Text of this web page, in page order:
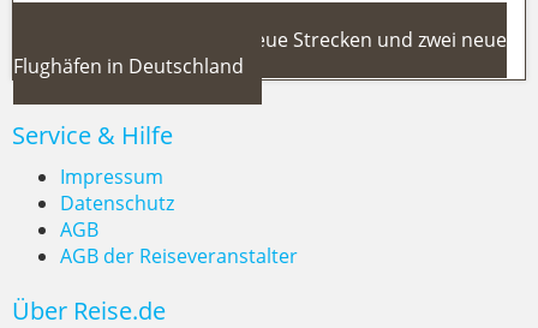
Ryanair Sommer 2026: Neue
Strecken und zwei neue Flughäfen
Ryanair Sommer 2026: Neue Strecken und zwei neue
Flughäfen in Deutschland
Service & Hilfe
Impressum
Datenschutz
AGB
AGB der Reiseveranstalter
Über Reise.de